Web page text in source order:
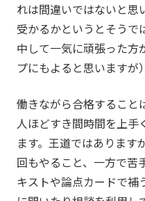
れは間違いではないと思
受かるかというとそうで
中して一気に頑張った方
プにもよると思いますが
働きながら合格すること
人ほどすき間時間を上手
ます。王道ではあります
回もやること、一方で苦
キストや論点カードで補